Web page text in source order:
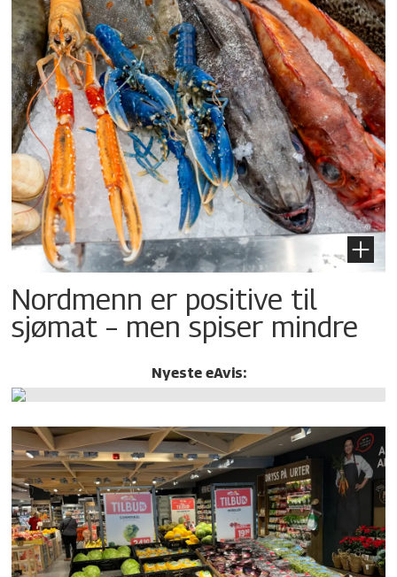
Nordmenn er positive til
sjømat – men spiser mindre
Nyeste eAvis: